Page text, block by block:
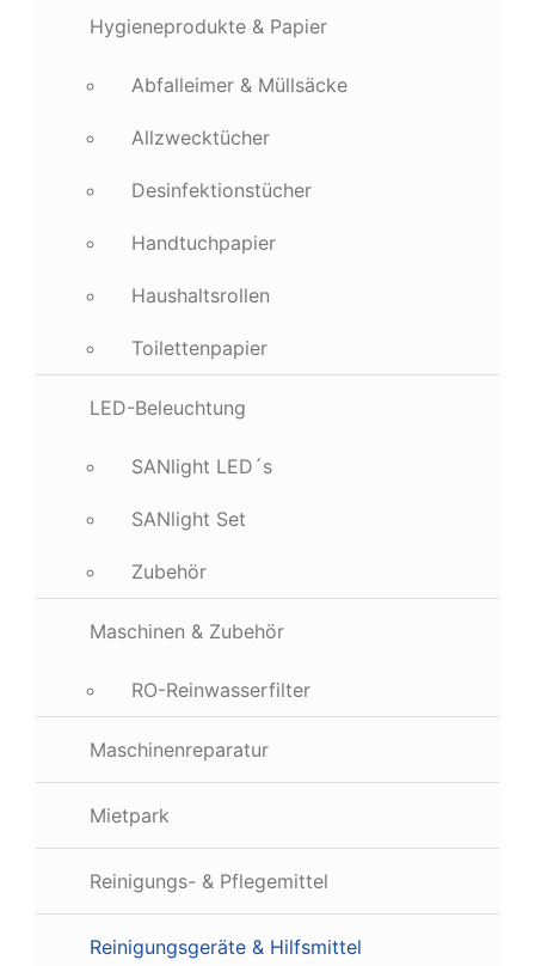
Hygieneprodukte & Papier
Abfalleimer & Müllsäcke
Allzwecktücher
Desinfektionstücher
Handtuchpapier
Haushaltsrollen
Toilettenpapier
LED-Beleuchtung
SANlight LED´s
SANlight Set
Zubehör
Maschinen & Zubehör
RO-Reinwasserfilter
Maschinenreparatur
Mietpark
Reinigungs- & Pflegemittel
Reinigungsgeräte & Hilfsmittel